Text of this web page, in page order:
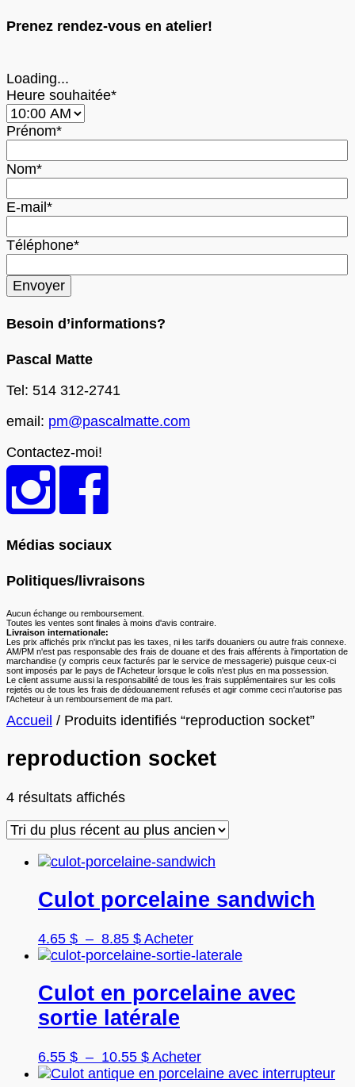
Prenez rendez-vous en atelier!
Loading...
Heure souhaitée*
Prénom*
Nom*
E-mail*
Téléphone*
Besoin d’informations?
Pascal Matte
Tel: 514 312-2741
email: pm@pascalmatte.com
Contactez-moi!
Médias sociaux
Politiques/livraisons
Aucun échange ou remboursement.
Toutes les ventes sont finales à moins d'avis contraire.
Livraison internationale:
Les prix affichés prix n'inclut pas les taxes, ni les tarifs douaniers ou autre frais connexe.
AM/PM n'est pas responsable des frais de douane et des frais afférents à l'importation de
marchandise (y compris ceux facturés par le service de messagerie) puisque ceux-ci
sont imposés par le pays de l'Acheteur lorsque le colis n'est plus en ma possession.
Le client assume aussi la responsabilité de tous les frais supplémentaires sur les colis
rejetés ou de tous les frais de dédouanement refusés et agir comme ceci n'autorise pas
l'Acheteur à un remboursement de ma part.
Accueil / Produits identifiés “reproduction socket”
reproduction socket
4 résultats affichésTrié
plus
au
ancien
Culot porcelaine sandwich
4.65 $ – 8.85 $Plage
de
4.65 $
à
8.85 $
AcheterCe
produit
plusieurs
variations.
peuvent
être
Culot en porcelaine avec
sortie latérale
6.55 $ – 10.55 $Plage
de
AcheterCe
produit